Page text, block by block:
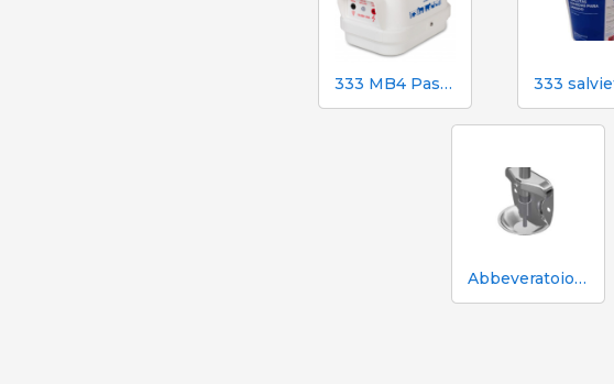
333 MB4 Pastore elettrico a batteria per cani e cavalli
Abbeveratoio in acciaio inox Aco Funki per suinetti in box parto